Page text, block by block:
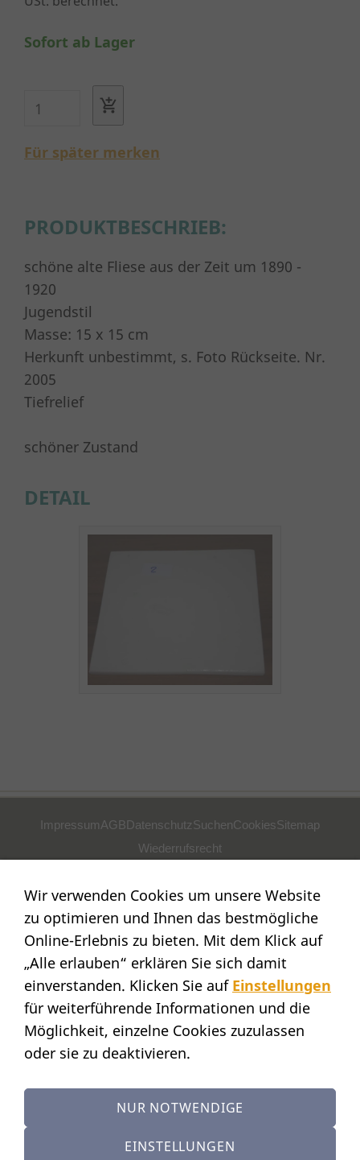
Sofort ab Lager
Für später merken
PRODUKTBESCHRIEB:
schöne alte Fliese aus der Zeit um 1890 -
1920
Jugendstil
Masse: 15 x 15 cm
Herkunft unbestimmt, s. Foto Rückseite. Nr.
2005
Tiefrelief
schöner Zustand
DETAIL
ImpressumAGBDatenschutzSuchenCookiesSitemap
Wiederrufsrecht
Nostalgie- & Geschenk Shop
Maja Schmid
Luzernerstr. 14
CH-6353 Weggis
SHOWROOM
STANDORT:
Calendariaweg 1
(nur auf Terminvereinbarung)
Wir verwenden Cookies um unsere Website
zu optimieren und Ihnen das bestmögliche
Online-Erlebnis zu bieten. Mit dem Klick auf
„Alle erlauben“ erklären Sie sich damit
einverstanden. Klicken Sie auf Einstellungen
für weiterführende Informationen und die
Möglichkeit, einzelne Cookies zuzulassen
oder sie zu deaktivieren.
NUR NOTWENDIGE
EINSTELLUNGEN